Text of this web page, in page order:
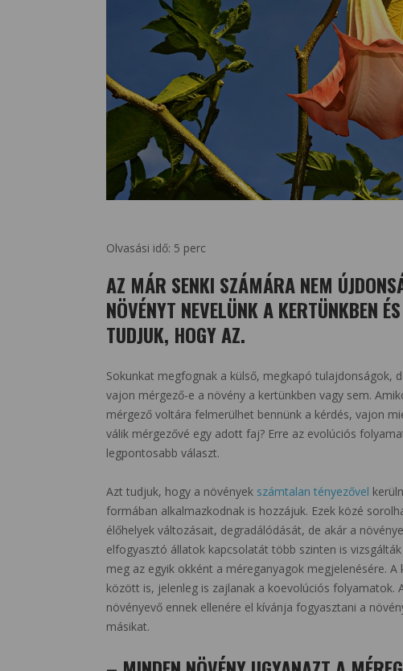
Olvasási idő: 5 perc
AZ MÁR SENKI SZÁMÁRA NEM
NÖVÉNYT NEVELÜNK A KERTÜNKBEN
TUDJUK, HOGY AZ.
Sokunkat megfognak a külső, megkapó tulajdonságok,
vajon mérgező-e a növény a kertünkben vagy sem.
mérgező voltára felmerülhet bennünk a kérdés, vajon
válik mérgezővé egy adott faj? Erre az evolúciós
legpontosabb választ.
Azt tudjuk, hogy a növények számtalan tényezővel
formában alkalmazkodnak is hozzájuk. Ezek közé
élőhelyek változásait, degradálódását, de akár a
elfogyasztó állatok kapcsolatát több szinten is
meg az egyik okként a méreganyagok megjelenésére.
között is, jelenleg is zajlanak a koevolúciós folyamatok.
növényevő ennek ellenére el kívánja fogyasztani a
másikat.